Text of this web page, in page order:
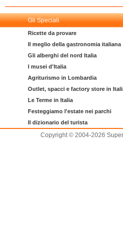
Gli Speciali
Ricette da provare
Il meglio della gastronomia italiana
Gli alberghi del nord Italia
I musei d'Italia
Agriturismo in Lombardia
Outlet, spacci e factory store in
Le Terme in Italia
Festeggiamo l'estate nei parchi
Il dizionario del turista
Copyright © 2004-2026